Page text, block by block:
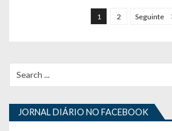
n
a
ç
ã
1 2 Seguinte
for:
JORNAL DIÁRIO NO FACEBOOK